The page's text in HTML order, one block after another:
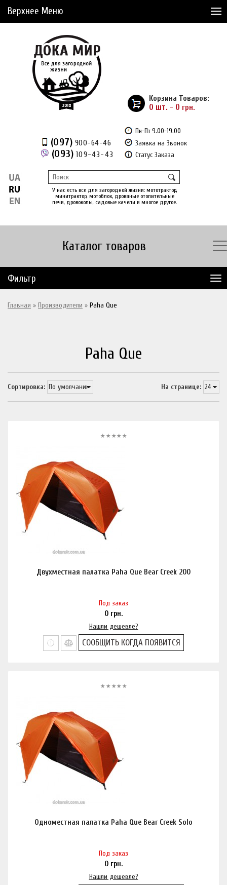
Верхнее Меню
Доставка и Оплата
Рассрочка
Доставка из Америки
Отложенные товары (0)
(097) 900-64-46
(093) 109-43-43
Пн-Пт 9.00-19.00
Заявка на Звонок
Статус Заказа
У нас есть все для загородной жизни: мототрактор,
минитрактор, мотоблок, дровяные отопительные
печи, дровоколы, садовые качели и многое другое.
Корзина Товаров:
0 шт. - 0 грн.
Каталог товаров
Фильтр
Главная » Производители » Paha Que
Paha Que
На странице:
Сортировка:
Двухместная палатка Paha Que Bear Creek 200
Под заказ
0 грн.
Нашли дешевле?
СООБЩИТЬ КОГДА ПОЯВИТСЯ
Одноместная палатка Paha Que Bear Creek Solo
Под заказ
0 грн.
Нашли дешевле?